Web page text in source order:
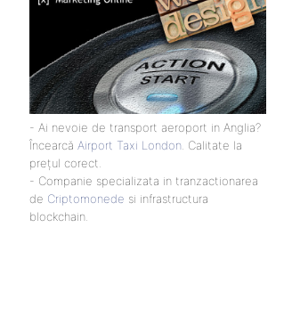
- Ai nevoie de transport aeroport in Anglia?
Încearcă Airport Taxi London . Calitate la
prețul corect.
- Companie specializata in tranzactionarea
de Criptomonede si infrastructura
blockchain.